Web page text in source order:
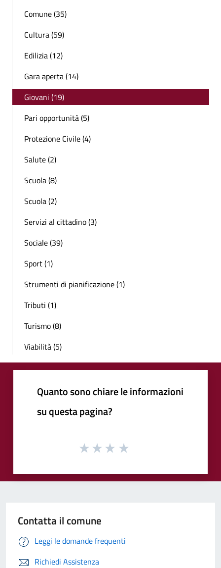
Comune (35)
Cultura (59)
Edilizia (12)
Gara aperta (14)
Giovani (19)
Pari opportunità (5)
Protezione Civile (4)
Salute (2)
Scuola (8)
Scuola (2)
Servizi al cittadino (3)
Sociale (39)
Sport (1)
Strumenti di pianificazione (1)
Tributi (1)
Turismo (8)
Viabilità (5)
Quanto sono chiare le informazioni
su questa pagina?
Contatta il comune
Leggi le domande frequenti
Richiedi Assistenza